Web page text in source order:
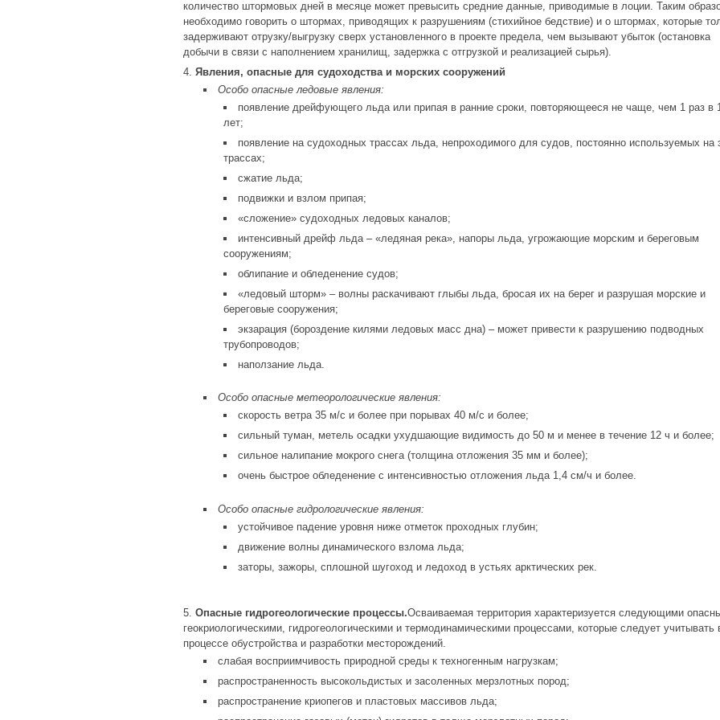
количество штормовых дней в месяце может превысить средние данные, приводимые в лоции. Таким
необходимо говорить о штормах, приводящих к разрушениям (стихийное бедствие) и о штормах, которые
задерживают отрузку/выгрузку сверх установленного в проекте предела, чем вызывают убыток (остановка
добычи в связи с наполнением хранилищ, задержка с отгрузкой и реализацией сырья).
Явления, опасные для судоходства и морских сооружений
Особо опасные ледовые явления:
появление дрейфующего льда или припая в ранние сроки, повторяющееся не чаще, чем 1 раз в
лет;
появление на судоходных трассах льда, непроходимого для судов, постоянно используемых на
трассах;
сжатие льда;
подвижки и взлом припая;
«сложение» судоходных ледовых каналов;
интенсивный дрейф льда – «ледяная река», напоры льда, угрожающие морским и береговым
сооружениям;
облипание и обледенение судов;
«ледовый шторм» – волны раскачивают глыбы льда, бросая их на берег и разрушая морские и
береговые сооружения;
экзарация (бороздение килями ледовых масс дна) – может привести к разрушению подводных
трубопроводов;
наползание льда.
Особо опасные метеорологические явления:
скорость ветра 35 м/с и более при порывах 40 м/с и более;
сильный туман, метель осадки ухудшающие видимость до 50 м и менее в течение 12 ч и более;
сильное налипание мокрого снега (толщина отложения 35 мм и более);
очень быстрое обледенение с интенсивностью отложения льда 1,4 см/ч и более.
Особо опасные гидрологические явления:
устойчивое падение уровня ниже отметок проходных глубин;
движение волны динамического взлома льда;
заторы, зажоры, сплошной шугоход и ледоход в устьях арктических рек.
Опасные гидрогеологические процессы.Осваиваемая территория характеризуется следующими
геокриологическими, гидрогеологическими и термодинамическими процессами, которые следует учитывать
процессе обустройства и разработки месторождений.
слабая восприимчивость природной среды к техногенным нагрузкам;
распространенность высокольдистых и засоленных мерзлотных пород;
распространение криопегов и пластовых массивов льда;